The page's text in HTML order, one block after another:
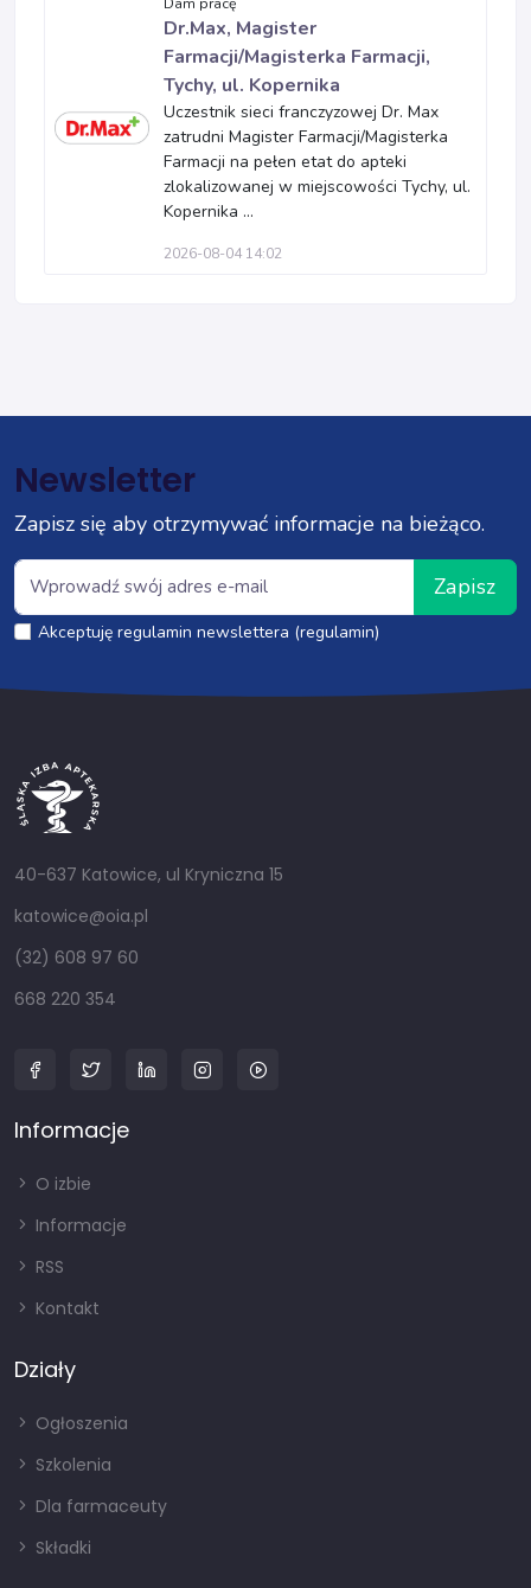
Dr.Max, Magister
Farmacji/Magisterka Farmacji,
Tychy, ul. Kopernika
Uczestnik sieci franczyzowej Dr. Max
zatrudni Magister Farmacji/Magisterka
Farmacji na pełen etat do apteki
zlokalizowanej w miejscowości Tychy, ul.
Kopernika ...
2026-08-04 14:02
Newsletter
Zapisz się aby otrzymywać informacje na bieżąco.
Zapisz
Akceptuję regulamin newslettera (regulamin)
40-637 Katowice, ul Kryniczna 15
katowice@oia.pl
(32) 608 97 60
668 220 354
Informacje
O izbie
Informacje
RSS
Kontakt
Działy
Ogłoszenia
Szkolenia
Dla farmaceuty
Składki